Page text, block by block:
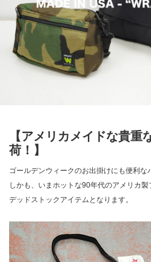
【アメリカメイドな貴重
荷！】
ゴールデンウィークのお出掛けにも便利な
しかも、いまホットな90年代のアメリカ製
デッドストックアイテムとなります。